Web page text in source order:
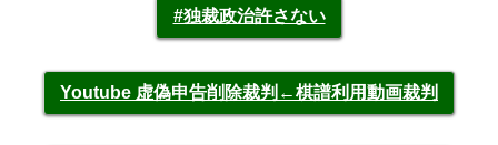
#独裁政治許さない
Youtube 虚偽申告削除裁判←棋譜利用動画裁判